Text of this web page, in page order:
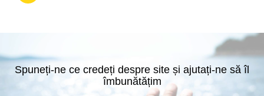
Spuneți-ne ce credeți despre site și ajutați-ne să îl
îmbunătățim